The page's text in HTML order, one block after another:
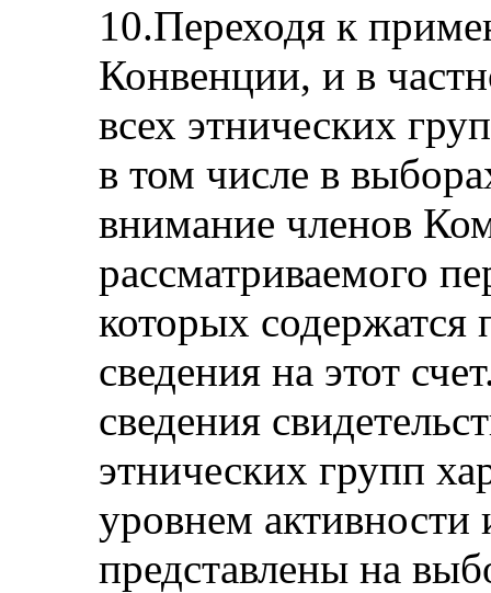
10.Переходя к
Конвенции, и в
всех этнических
в том числе в
внимание членов
рассматриваемого
которых содержатся
сведения на этот
сведения
этнических групп
уровнем
представлены на